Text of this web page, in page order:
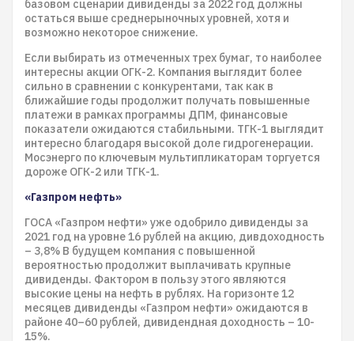
базовом сценарии дивиденды за 2022 год должны
остаться выше среднерыночных уровней, хотя и
возможно некоторое снижение.
Если выбирать из отмеченных трех бумаг, то наиболее
интересны акции ОГК-2. Компания выглядит более
сильно в сравнении с конкурентами, так как в
ближайшие годы продолжит получать повышенные
платежи в рамках программы ДПМ, финансовые
показатели ожидаются стабильными. ТГК-1 выглядит
интересно благодаря высокой доле гидрогенерации.
Мосэнерго по ключевым мультипликаторам торгуется
дороже ОГК-2 или ТГК-1.
«Газпром нефть»
ГОСА «Газпром нефти» уже одобрило дивиденды за
2021 год на уровне 16 рублей на акцию, дивдоходность
– 3,8% В будущем компания с повышенной
вероятностью продолжит выплачивать крупные
дивиденды. Фактором в пользу этого являются
высокие цены на нефть в рублях. На горизонте 12
месяцев дивиденды «Газпром нефти» ожидаются в
районе 40–60 рублей, дивидендная доходность – 10-
15%.